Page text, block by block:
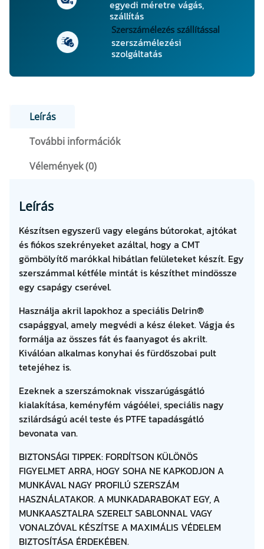
egyedi méretre vágás,
szállítás
Szerszámélezés szállítással
szerszámélezési
szolgáltatás
Leírás
További információk
Vélemények (0)
Leírás
Készítsen egyszerű vagy elegáns bútorokat, ajtókat
és fiókos szekrényeket azáltal, hogy a CMT
gömbölyítő marókkal hibátlan felületeket készít. Egy
szerszámmal kétféle mintát is készíthet mindössze
egy csapágy cserével.
Használja akril lapokhoz a speciális Delrin®
csapággyal, amely megvédi a kész éleket. Vágja és
formálja az összes fát és faanyagot és akrilt.
Kiválóan alkalmas konyhai és fürdőszobai pult
tetejéhez is.
Ezeknek a szerszámoknak visszarúgásgátló
kialakítása, keményfém vágóélei, speciális nagy
szilárdságú acél teste és PTFE tapadásgátló
bevonata van.
BIZTONSÁGI TIPPEK: FORDÍTSON KÜLÖNÖS
FIGYELMET ARRA, HOGY SOHA NE KAPKODJON A
MUNKÁVAL NAGY PROFILÚ SZERSZÁM
HASZNÁLATAKOR. A MUNKADARABOKAT EGY, A
MUNKAASZTALRA SZERELT SABLONNAL VAGY
VONALZÓVAL KÉSZÍTSE A MAXIMÁLIS VÉDELEM
BIZTOSÍTÁSA ÉRDEKÉBEN.